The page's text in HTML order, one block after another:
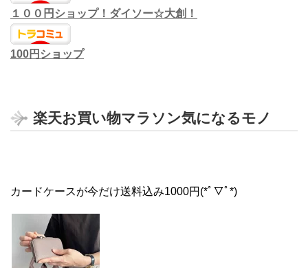
１００円ショップ！ダイソー☆大創！
100円ショップ
楽天お買い物マラソン気になるモノ
カードケースが今だけ送料込み1000円(*ﾟ▽ﾟ*)